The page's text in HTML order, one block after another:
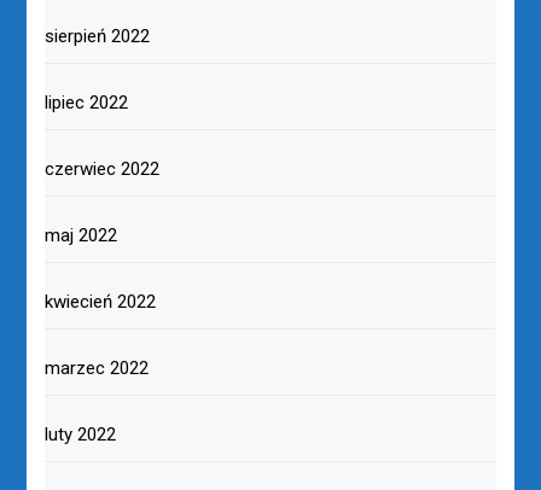
sierpień 2022
lipiec 2022
czerwiec 2022
maj 2022
kwiecień 2022
marzec 2022
luty 2022